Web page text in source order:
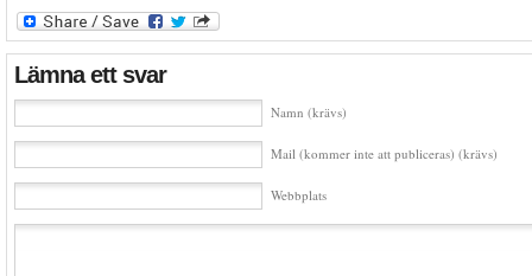
Lämna ett svar
Namn (krävs)
Mail (kommer inte att publiceras) (krävs)
Webbplats